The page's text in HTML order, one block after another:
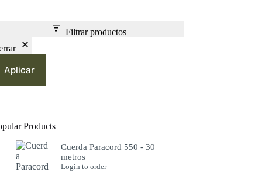
Filtrar productos
Aplicar
Products
Cuerda Paracord 550 - 30
metros
Login to order